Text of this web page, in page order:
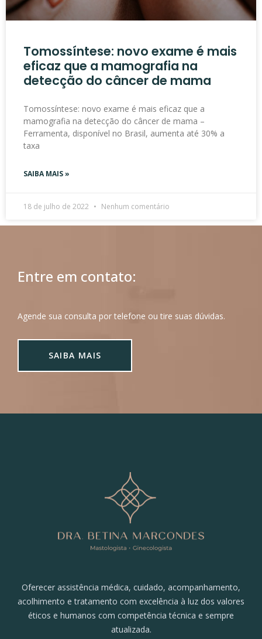
Tomossíntese: novo exame é mais
eficaz que a mamografia na
detecção do câncer de mama
Tomossíntese: novo exame é mais eficaz que a
mamografia na detecção do câncer de mama –
Ferramenta, disponível no Brasil, aumenta até 30% a
taxa
SAIBA MAIS »
18 de julho de 2022 Nenhum comentário
Entre em contato:
Agende sua consulta por telefone ou tire suas dúvidas.
SAIBA MAIS
Oferecer assistência médica, cuidado, acompanhamento,
acolhimento e tratamento com excelência à luz dos valores
éticos e humanos com competência técnica e sempre
atualizada.